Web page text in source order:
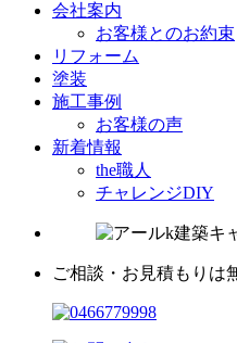
会社案内
お客様とのお約束
リフォーム
塗装
施工事例
お客様の声
新着情報
the職人
チャレンジDIY
ご相談・お見積もりは